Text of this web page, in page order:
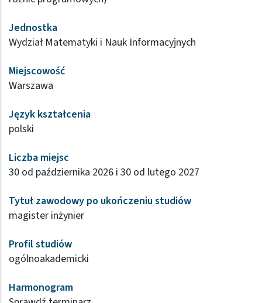
Jednostka
Wydział Matematyki i Nauk Informacyjnych
Miejscowość
Warszawa
Język kształcenia
polski
Liczba miejsc
30 od października 2026 i 30 od lutego 2027
Tytuł zawodowy po ukończeniu studiów
magister inżynier
Profil studiów
ogólnoakademicki
Harmonogram